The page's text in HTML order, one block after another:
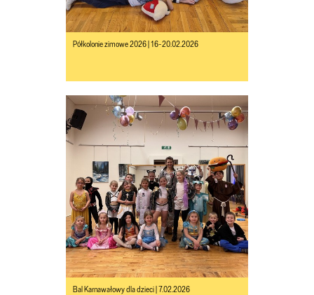
Półkolonie zimowe 2026 | 16-20.02.2026
Bal Karnawałowy dla dzieci | 7.02.2026